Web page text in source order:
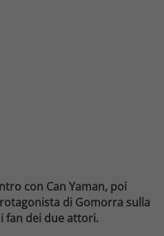
con Can Yaman, poi
di Gomorra sulla
fan dei due attori.